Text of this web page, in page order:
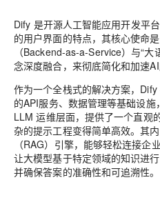
Dify 是开源人工智能应用开发平
的用户界面的特点，其核心使命
（Backend-as-a-Service）与“
念深度融合，来彻底简化和加速AI
作为一个全栈式的解决方案，
的API服务、数据管理等基础设
LLM 运维层面，提供了一个直观
杂的提示工程变得简单高效。其
（RAG）引擎，能够轻松连接企
让大模型基于特定领域的知识进
并确保答案的准确性和可追溯性。